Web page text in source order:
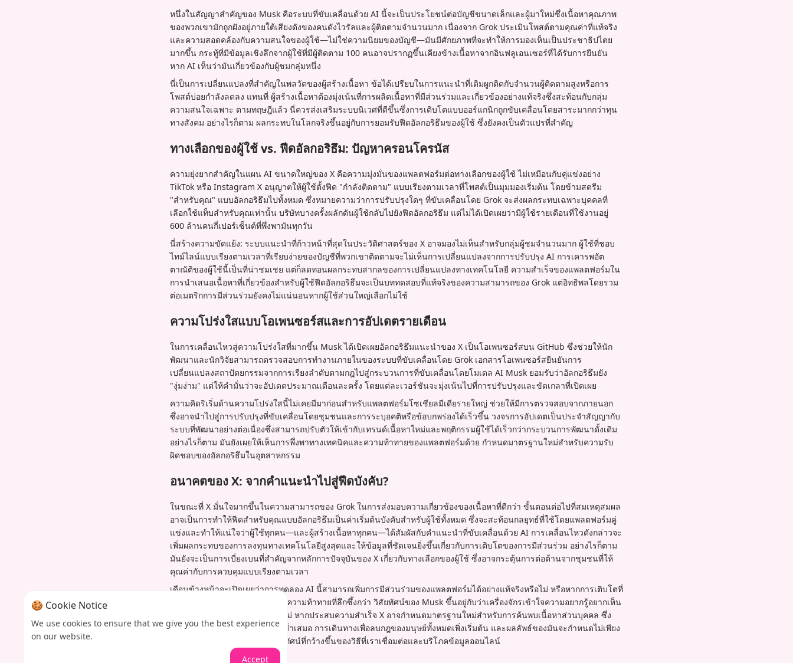
หนึ่งในสัญญาสำคัญของ Musk คือระบบที่ขับเคลื่อนด้วย AI นี้จะเป็นประโยชน์ต่อบัญชีขนาดเล็กและผู้มาใหม่ซึ่งเนื้อหาคุณภาพ
ของพวกเขามักถูกฝังอยู่ภายใต้เสียงดังของคนดังไวรัลและผู้ติดตามจำนวนมาก เนื่องจาก Grok ประเมินโพสต์ตามคุณค่าที่แท้จริง
และความสอดคล้องกับความสนใจของผู้ใช้—ไม่ใช่ความนิยมของบัญชี—มันมีศักยภาพที่จะทำให้การมองเห็นเป็นประชาธิปไตย
มากขึ้น กระทู้ที่มีข้อมูลเชิงลึกจากผู้ใช้ที่มีผู้ติดตาม 100 คนอาจปรากฏขึ้นเคียงข้างเนื้อหาจากอินฟลูเอนเซอร์ที่ได้รับการยืนยัน
หาก AI เห็นว่ามันเกี่ยวข้องกับผู้ชมกลุ่มหนึ่ง
นี่เป็นการเปลี่ยนแปลงที่สำคัญในพลวัตของผู้สร้างเนื้อหา ข้อได้เปรียบในการแนะนำที่เดิมผูกติดกับจำนวนผู้ติดตามสูงหรือการ
โพสต์บ่อยกำลังลดลง แทนที่ ผู้สร้างเนื้อหาต้องมุ่งเน้นที่การผลิตเนื้อหาที่มีส่วนร่วมและเกี่ยวข้องอย่างแท้จริงซึ่งสะท้อนกับกลุ่ม
ความสนใจเฉพาะ ตามทฤษฎีแล้ว นี่ควรส่งเสริมระบบนิเวศที่ดีขึ้นซึ่งการเติบโตแบบออร์แกนิกถูกขับเคลื่อนโดยสาระมากกว่าทุน
ทางสังคม อย่างไรก็ตาม ผลกระทบในโลกจริงขึ้นอยู่กับการยอมรับฟีดอัลกอริธึมของผู้ใช้ ซึ่งยังคงเป็นตัวแปรที่สำคัญ
ทางเลือกของผู้ใช้ vs. ฟีดอัลกอริธึม: ปัญหาครอนโครนัส
ความยุ่งยากสำคัญในแผน AI ขนาดใหญ่ของ X คือความมุ่งมั่นของแพลตฟอร์มต่อทางเลือกของผู้ใช้ ไม่เหมือนกับคู่แข่งอย่าง
TikTok หรือ Instagram X อนุญาตให้ผู้ใช้ตั้งฟีด "กำลังติดตาม" แบบเรียงตามเวลาที่โพสต์เป็นมุมมองเริ่มต้น โดยข้ามสตรีม
"สำหรับคุณ" แบบอัลกอริธึมไปทั้งหมด ซึ่งหมายความว่าการปรับปรุงใดๆ ที่ขับเคลื่อนโดย Grok จะส่งผลกระทบเฉพาะบุคคลที่
เลือกใช้แท็บสำหรับคุณเท่านั้น บริษัทบางครั้งผลักดันผู้ใช้กลับไปยังฟีดอัลกอริธึม แต่ไม่ได้เปิดเผยว่ามีผู้ใช้รายเดือนที่ใช้งานอยู่
600 ล้านคนกี่เปอร์เซ็นต์ที่พึ่งพามันทุกวัน
นี่สร้างความขัดแย้ง: ระบบแนะนำที่ก้าวหน้าที่สุดในประวัติศาสตร์ของ X อาจมองไม่เห็นสำหรับกลุ่มผู้ชมจำนวนมาก ผู้ใช้ที่ชอบ
ไทม์ไลน์แบบเรียงตามเวลาที่เรียบง่ายของบัญชีที่พวกเขาติดตามจะไม่เห็นการเปลี่ยนแปลงจากการปรับปรุง AI การเคารพอัต
ตาณัติของผู้ใช้นี้เป็นที่น่าชมเชย แต่ก็ลดทอนผลกระทบสากลของการเปลี่ยนแปลงทางเทคโนโลยี ความสำเร็จของแพลตฟอร์มใน
การนำเสนอเนื้อหาที่เกี่ยวข้องสำหรับผู้ใช้ฟีดอัลกอริธึมจะเป็นบททดสอบที่แท้จริงของความสามารถของ Grok แต่อิทธิพลโดยรวม
ต่อเมตริกการมีส่วนร่วมยังคงไม่แน่นอนหากผู้ใช้ส่วนใหญ่เลือกไม่ใช้
ความโปร่งใสแบบโอเพนซอร์สและการอัปเดตรายเดือน
ในการเคลื่อนไหวสู่ความโปร่งใสที่มากขึ้น Musk ได้เปิดเผยอัลกอริธึมแนะนำของ X เป็นโอเพนซอร์สบน GitHub ซึ่งช่วยให้นัก
พัฒนาและนักวิจัยสามารถตรวจสอบการทำงานภายในของระบบที่ขับเคลื่อนโดย Grok เอกสารโอเพนซอร์สยืนยันการ
เปลี่ยนแปลงสถาปัตยกรรมจากการเรียงลำดับตามกฎไปสู่กระบวนการที่ขับเคลื่อนโดยโมเดล AI Musk ยอมรับว่าอัลกอริธึมยัง
"งุ่มง่าม" แต่ให้คำมั่นว่าจะอัปเดตประมาณเดือนละครั้ง โดยแต่ละเวอร์ชันจะมุ่งเน้นไปที่การปรับปรุงและขัดเกลาที่เปิดเผย
ความคิดริเริ่มด้านความโปร่งใสนี้ไม่เคยมีมาก่อนสำหรับแพลตฟอร์มโซเชียลมีเดียรายใหญ่ ช่วยให้มีการตรวจสอบจากภายนอก
ซึ่งอาจนำไปสู่การปรับปรุงที่ขับเคลื่อนโดยชุมชนและการระบุอคติหรือข้อบกพร่องได้เร็วขึ้น วงจรการอัปเดตเป็นประจำสัญญากับ
ระบบที่พัฒนาอย่างต่อเนื่องซึ่งสามารถปรับตัวให้เข้ากับเทรนด์เนื้อหาใหม่และพฤติกรรมผู้ใช้ได้เร็วกว่ากระบวนการพัฒนาดั้งเดิม
อย่างไรก็ตาม มันยังเผยให้เห็นการพึ่งพาทางเทคนิคและความท้าทายของแพลตฟอร์มด้วย กำหนดมาตรฐานใหม่สำหรับความรับ
ผิดชอบของอัลกอริธึมในอุตสาหกรรม
อนาคตของ X: จากคำแนะนำไปสู่ฟีดบังคับ?
ในขณะที่ X มั่นใจมากขึ้นในความสามารถของ Grok ในการส่งมอบความเกี่ยวข้องของเนื้อหาที่ดีกว่า ขั้นตอนต่อไปที่สมเหตุสมผล
อาจเป็นการทำให้ฟีดสำหรับคุณแบบอัลกอริธึมเป็นค่าเริ่มต้นบังคับสำหรับผู้ใช้ทั้งหมด ซึ่งจะสะท้อนกลยุทธ์ที่ใช้โดยแพลตฟอร์มคู่
แข่งและทำให้แน่ใจว่าผู้ใช้ทุกคน—และผู้สร้างเนื้อหาทุกคน—ได้สัมผัสกับคำแนะนำที่ขับเคลื่อนด้วย AI การเคลื่อนไหวดังกล่าวจะ
เพิ่มผลกระทบของการลงทุนทางเทคโนโลยีสูงสุดและให้ข้อมูลที่ชัดเจนยิ่งขึ้นเกี่ยวกับการเติบโตของการมีส่วนร่วม อย่างไรก็ตาม
มันยังจะเป็นการเบี่ยงเบนที่สำคัญจากหลักการปัจจุบันของ X เกี่ยวกับทางเลือกของผู้ใช้ ซึ่งอาจกระตุ้นการต่อต้านจากชุมชนที่ให้
คุณค่ากับการควบคุมแบบเรียงตามเวลา
เดือนข้างหน้าจะเปิดเผยว่าการทดลอง AI นี้สามารถเพิ่มการมีส่วนร่วมของแพลตฟอร์มได้อย่างแท้จริงหรือไม่ หรือหากการเติบโตที่
หยุดนิ่งในโพสต์ต้นฉบับบ่งบอกถึงความท้าทายที่ลึกซึ้งกว่า วิสัยทัศน์ของ Musk ขึ้นอยู่กับว่าเครื่องจักรเข้าใจความอยากรู้อยากเห็น
ของมนุษย์ได้ดีกว่ามนุษย์เองหรือไม่ หากประสบความสำเร็จ X อาจกำหนดมาตรฐานใหม่สำหรับการค้นพบเนื้อหาส่วนบุคคล ซึ่ง
คุณภาพจะชนะความนิยมอย่างสม่ำเสมอ การเดินทางเพื่อลบกฎของมนุษย์ทั้งหมดเพิ่งเริ่มต้น และผลลัพธ์ของมันจะกำหนดไม่เพียง
แค่อนาคตของ X แต่ยังรวมถึงภูมิทัศน์ที่กว้างขึ้นของวิธีที่เราเชื่อมต่อและบริโภคข้อมูลออนไลน์
🍪 Cookie Notice
We use cookies to ensure that we give you the best experience
on our website.
Accept